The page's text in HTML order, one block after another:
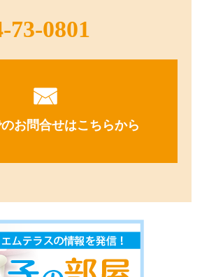
73-0801
お問合せはこちらから